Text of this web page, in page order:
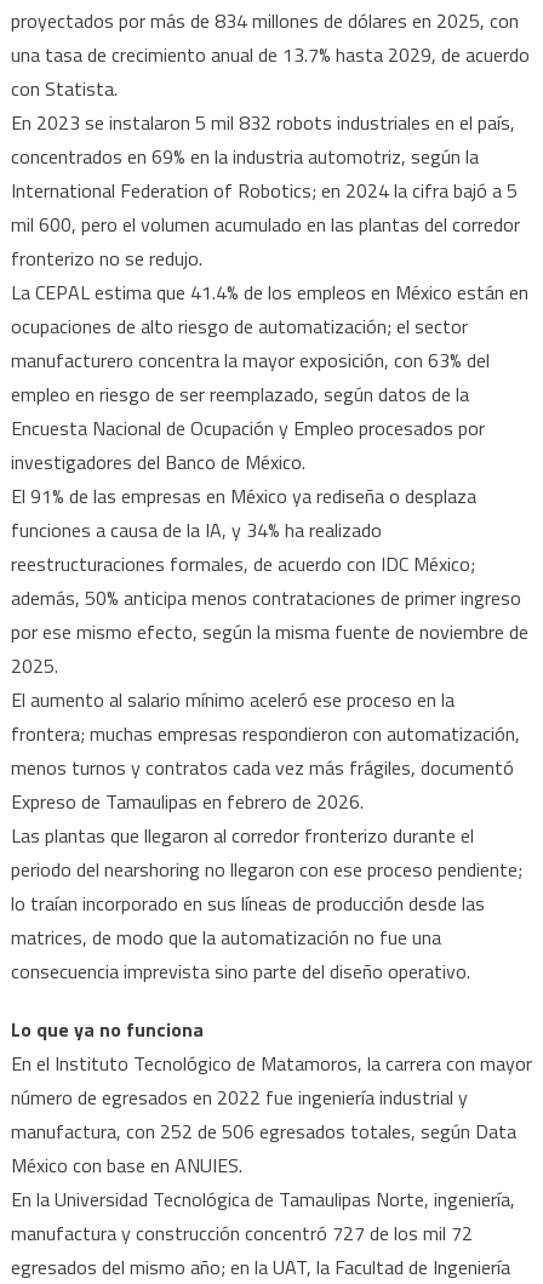
proyectados por más de 834 millones de dólares en 2025, con
una tasa de crecimiento anual de 13.7% hasta 2029, de acuerdo
con Statista.
En 2023 se instalaron 5 mil 832 robots industriales en el país,
concentrados en 69% en la industria automotriz, según la
International Federation of Robotics; en 2024 la cifra bajó a 5
mil 600, pero el volumen acumulado en las plantas del corredor
fronterizo no se redujo.
La CEPAL estima que 41.4% de los empleos en México están en
ocupaciones de alto riesgo de automatización; el sector
manufacturero concentra la mayor exposición, con 63% del
empleo en riesgo de ser reemplazado, según datos de la
Encuesta Nacional de Ocupación y Empleo procesados por
investigadores del Banco de México.
El 91% de las empresas en México ya rediseña o desplaza
funciones a causa de la IA, y 34% ha realizado
reestructuraciones formales, de acuerdo con IDC México;
además, 50% anticipa menos contrataciones de primer ingreso
por ese mismo efecto, según la misma fuente de noviembre de
2025.
El aumento al salario mínimo aceleró ese proceso en la
frontera; muchas empresas respondieron con automatización,
menos turnos y contratos cada vez más frágiles, documentó
Expreso de Tamaulipas en febrero de 2026.
Las plantas que llegaron al corredor fronterizo durante el
periodo del nearshoring no llegaron con ese proceso pendiente;
lo traían incorporado en sus líneas de producción desde las
matrices, de modo que la automatización no fue una
consecuencia imprevista sino parte del diseño operativo.
Lo que ya no funciona
En el Instituto Tecnológico de Matamoros, la carrera con mayor
número de egresados en 2022 fue ingeniería industrial y
manufactura, con 252 de 506 egresados totales, según Data
México con base en ANUIES.
En la Universidad Tecnológica de Tamaulipas Norte, ingeniería,
manufactura y construcción concentró 727 de los mil 72
egresados del mismo año; en la UAT, la Facultad de Ingeniería